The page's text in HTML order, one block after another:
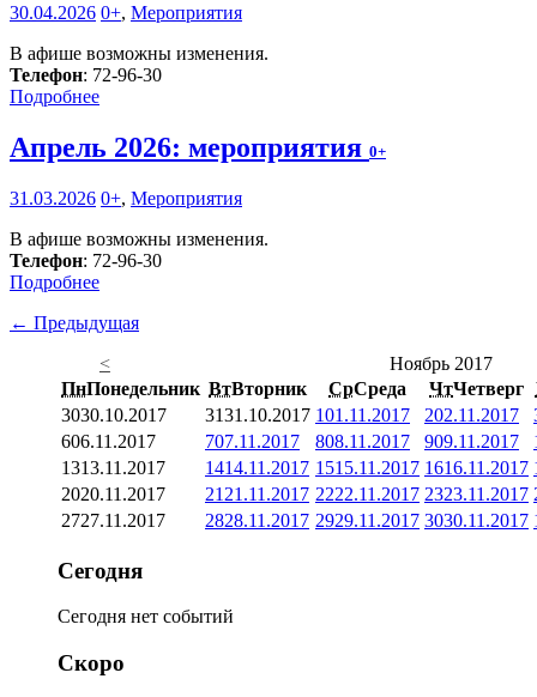
30.04.2026 0+, Мероприятия
В афише возможны изменения.
Телефон: 72-96-30
Подробнее
Апрель 2026: мероприятия 0+
31.03.2026 0+, Мероприятия
В афише возможны изменения.
Телефон: 72-96-30
Подробнее
← Предыдущая
<
Ноябрь 2017
ПнПонедельник ВтВторник СрСреда ЧтЧетверг
3030.10.2017 3131.10.2017 101.11.2017 202.11.2017
606.11.2017 707.11.2017 808.11.2017 909.11.2017
1313.11.2017 1414.11.2017 1515.11.2017 1616.11.2017
2020.11.2017 21 21.11.2017 2222.11.2017 2323.11.2017
2727.11.2017 2828.11.2017 2929.11.2017 3030.11.2017
Сегодня
Сегодня нет событий
Скоро